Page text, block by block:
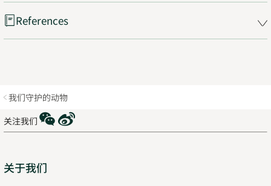
References
我们守护的动物
关注我们
WeChat
Weibo
Sitemap
关于我们